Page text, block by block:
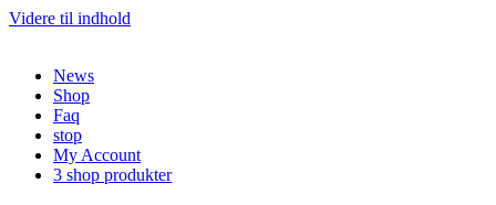
Videre til indhold
News
Shop
Faq
stop
My Account
3 shop produkter